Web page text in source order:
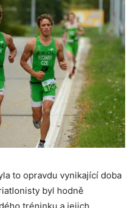
to opravdu vynikající doba
byl hodně